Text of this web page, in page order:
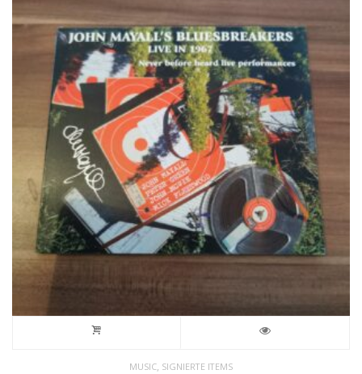
MUSIC, SIGNIERTE ITEMS